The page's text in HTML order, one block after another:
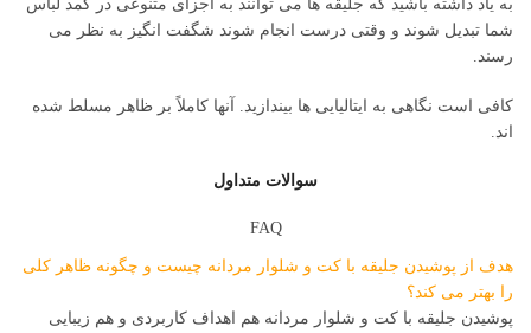
به یاد داشته باشید که جلیقه ها می توانند به اجزای متنوعی در کمد لباس
شما تبدیل شوند و وقتی درست انجام شوند شگفت انگیز به نظر می
رسند.
کافی است نگاهی به ایتالیایی ها بیندازید. آنها کاملاً بر ظاهر مسلط شده
اند.
سوالات متداول
FAQ
هدف از پوشیدن جلیقه با کت و شلوار مردانه چیست و چگونه ظاهر کلی
را بهتر می کند؟
پوشیدن جلیقه با کت و شلوار مردانه هم اهداف کاربردی و هم زیبایی